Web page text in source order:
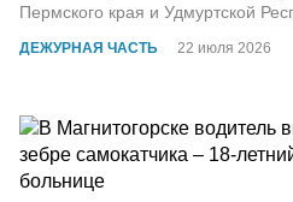
ДЕЖУРНАЯ ЧАСТЬ 22 июля 2026
Пермского края и Удмуртской